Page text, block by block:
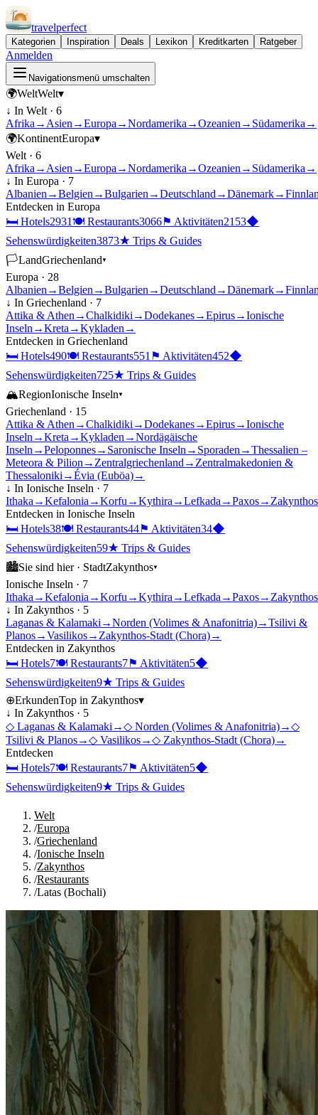
travelperfect
Kategorien Inspiration Deals Lexikon Kreditkarten Ratgeber
Anmelden
Navigationsmenü umschalten
🌍WeltWelt▾
↓ In Welt · 6
Afrika → Asien →Europa →Nordamerika →Ozeanien → Südamerika →
🌍KontinentEuropa▾
Welt · 6
Afrika → Asien →Europa →Nordamerika →Ozeanien → Südamerika →
↓ In Europa · 7
Albanien →Belgien →Bulgarien →Deutschland →Dänemark→
Entdecken in Europa
🛏 Hotels2931 🍽 Restaurants3066⚑ Aktivitäten2153◆
Sehenswürdigkeiten3873★ Trips & Guides
🏳LandGriechenland▾
Europa · 28
Albanien →Belgien →Bulgarien →Deutschland →Dänemark→
↓ In Griechenland · 7
Attika & Athen →Chalkidiki →Dodekanes→Epirus→Ionische
Inseln →Kreta →Kykladen →
Entdecken in Griechenland
🛏 Hotels490🍽 Restaurants551 ⚑ Aktivitäten452◆
Sehenswürdigkeiten725★ Trips & Guides
🏔RegionIonische Inseln▾
Griechenland · 15
Attika & Athen →Chalkidiki →Dodekanes→Epirus→Ionische
Inseln →Kreta →Kykladen →Nordägäische
Inseln →Peloponnes→ Saronische Inseln → Sporaden →Thessalien –
Meteora & Pilion → Zentralgriechenland → Zentralmakedonien &
Thessaloniki →Évia (Euböa)→
↓ In Ionische Inseln · 7
Ithaka →Kefalonia →Korfu →Kythira →Lefkada →Paxos→ Zakynthos
Entdecken in Ionische Inseln
🛏 Hotels38🍽 Restaurants44⚑ Aktivitäten34◆
Sehenswürdigkeiten59★ Trips & Guides
🏙Sie sind hier · StadtZakynthos▾
Ionische Inseln · 7
Ithaka →Kefalonia →Korfu →Kythira →Lefkada →Paxos→ Zakynthos
↓ In Zakynthos · 5
Laganas & Kalamaki →Norden (Volimes & Anafonitria)→Tsilivi &
Planos→Vasilikos→ Zakynthos-Stadt (Chora)→
Entdecken in Zakynthos
🛏 Hotels7🍽 Restaurants7⚑ Aktivitäten5◆
Sehenswürdigkeiten9★ Trips & Guides
⊕ErkundenTop in Zakynthos▾
↓ In Zakynthos · 5
◇ Laganas & Kalamaki →◇ Norden (Volimes & Anafonitria)→◇
Tsilivi & Planos→◇ Vasilikos→◇ Zakynthos-Stadt (Chora)→
Entdecken
🛏 Hotels7🍽 Restaurants7⚑ Aktivitäten5◆
Sehenswürdigkeiten9★ Trips & Guides
Welt
/Europa
/Griechenland
/Ionische Inseln
/Zakynthos
/Restaurants
/Latas (Bochali)